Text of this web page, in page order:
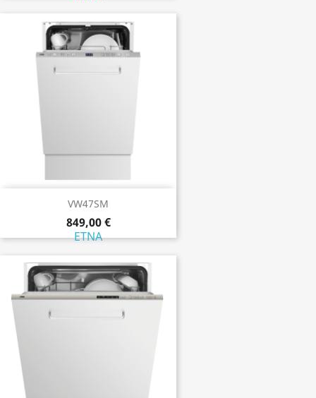
VW47SM
849,00 €
ETNA